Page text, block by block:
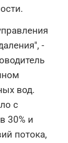
-
вод.
с
30% и
потока,